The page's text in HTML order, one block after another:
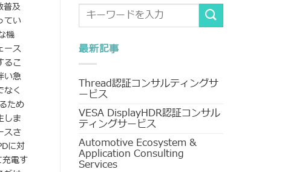
普及
てい
機
ース
るこ
い急
なく
ため
しま
スさ
に対
電す
最新記事
Thread認証コンサルティングサ
ービス
VESA DisplayHDR認証コンサル
ティングサービス
Automotive Ecosystem &
Application Consulting
Services